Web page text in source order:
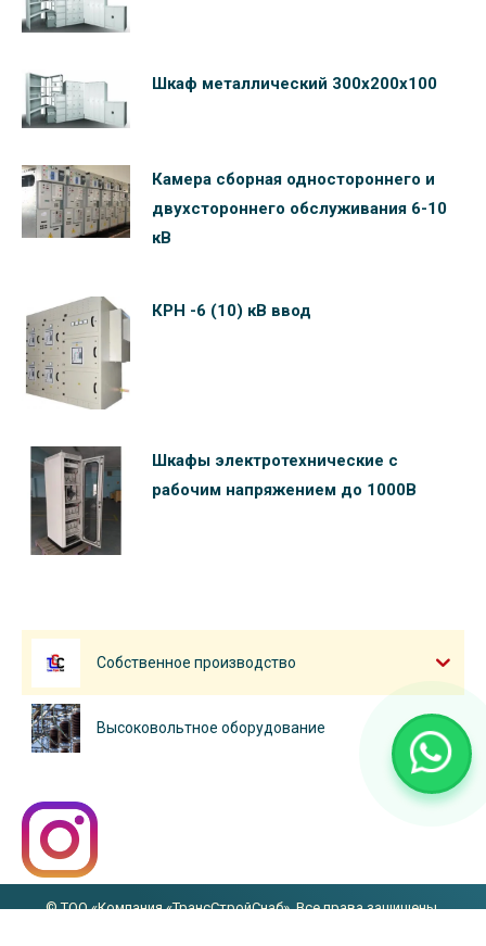
Шкаф металлический 300х200х100
Камера сборная одностороннего и
двухстороннего обслуживания 6-10
кВ
КРН -6 (10) кВ ввод
Шкафы электротехнические c
рабочим напряжением до 1000В
Собственное производство
Высоковольтное оборудование
© ТОО «Компания «ТрансСтройСнаб». Все права защищены.